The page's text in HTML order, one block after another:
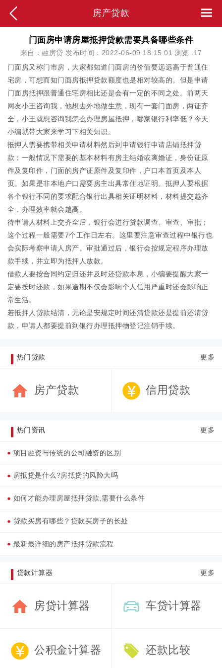
房产贷款
门面房申请房屋抵押贷款需要具备哪些条件
来自：融房贷 发布时间：2022-06-09 18:15:01 浏览 :17
门面房又称门市房，大家都知道门面房的价值要远远高于普通住
宅房，可想而知门面房抵押贷款额度也是相对较高的。但是申请
门面房抵押跟普通住宅房相比还是会有一定的不同之处。前两天
网友小王咨询我，他想去外地做生意，现有一套门面房，两证齐
全，小王就想咨询我怎么办理房屋抵押，哪家银行利率低？今天
小编就带大家来学习下相关知识。
抵押人需要携带相关申请材料然后到申请银行申请店铺抵押贷
款；一般情况下需要的基本材料有房主结婚或离婚证，身份证原
件及复印件，门面的房产证原件及复印件，户口本首页及本人
页。如果是非本地户口需要房主出具常住地证明。抵押人要根据
各个银行不同的要求配合银行出具相关证明材料，材料提交越齐
全，办理效率就会越高。
待申请人材料上交齐全后，银行会进行贷款调查、审查、审批；
这个过程一般需要7个工作日左右。这里要注意审查过程中银行也
会实际考察申请人房产。审批通过后，银行会按规定程序办理放
款手续，并立即为抵押人放款。
借款人要按合同约定归还并及时还贷款本息，小编要提醒大家一
定要按时还款，如果逾期不仅会影响个人信用严重时还会影响正
常生活。
若抵押人贷款结清，无论是安规定时间还清贷款还是提前还清贷
款，申请人都要提前到银行办理抵押物登记注销手续。
热门贷款 更多
房产贷款 信用贷款
热门资讯 更多
项目融资与传统的公司融资的区别
房抵贷是什么?房抵贷的风险大吗
如何才能办理房屋抵押贷款,需要什么条件
贷款买房有哪些？贷款买房子的长处
最新最详细的房产抵押贷款流程
贷款计算器 更多
房贷计算器 车贷计算器
公积金计算器 还款比较